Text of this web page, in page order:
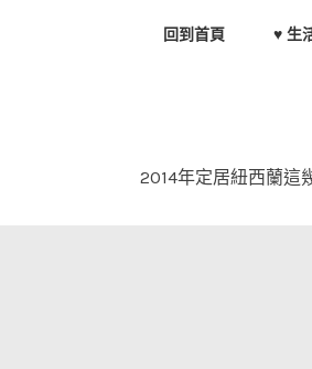
回到首頁 ♥ 生
2014年定居紐西蘭這